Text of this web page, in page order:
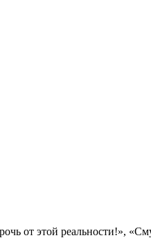
от этой реальности!»,